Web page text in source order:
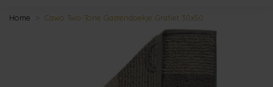
Home Cawo Two-Tone Gastendoekje Grafiet 30x50